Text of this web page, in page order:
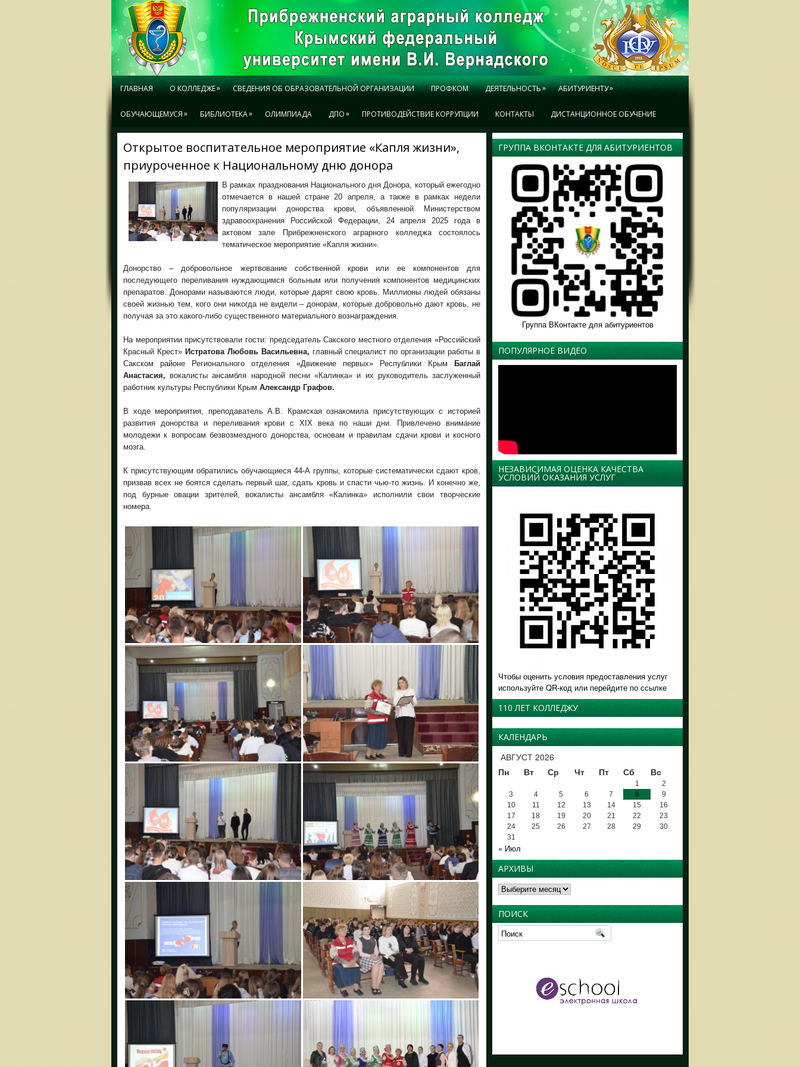
ГЛАВНАЯ О КОЛЛЕДЖЕ» СВЕДЕНИЯ ОБ ОБРАЗОВАТЕЛЬНОЙ ОРГАНИЗАЦИИ ПРОФКОМ ДЕЯТЕЛЬНОСТЬ» АБИТУРИЕНТУ»
ОБУЧАЮЩЕМУСЯ» БИБЛИОТЕКА» ОЛИМПИАДА ДПО» ПРОТИВОДЕЙСТВИЕ КОРРУПЦИИ КОНТАКТЫ ДИСТАНЦИОННОЕ ОБУЧЕНИЕ
Открытое воспитательное мероприятие «Капля жизни»,
приуроченное к Национальному дню донора
В рамках празднования Национального дня Донора, который ежегодно
отмечается в нашей стране 20 апреля, а также в рамках недели
популяризации донорства крови, объявленной Министерством
здравоохранения Российской Федерации, 24 апреля 2025 года в
актовом зале Прибрежненского аграрного колледжа состоялось
тематическое мероприятие «Капля жизни».
Донорство – добровольное жертвование собственной крови или ее компонентов для
последующего переливания нуждающимся больным или получения компонентов медицинских
препаратов. Донорами называются люди, которые дарят свою кровь. Миллионы людей обязаны
своей жизнью тем, кого они никогда не видели – донорам, которые добровольно дают кровь, не
получая за это какого-либо существенного материального вознаграждения.
На мероприятии присутствовали гости: председатель Сакского местного отделения «Российский
Красный Крест»Истратова Любовь Васильевна, главный специалист по организации работы в
Сакском районе Регионального отделения «Движение первых» Республики Крым
Баглай
Анастасия, вокалисты ансамбля народной песни «Калинка» и их руководитель заслуженный
работник культуры Республики Крым Александр Графов.
В ходе мероприятия, преподаватель А.В. Крамская ознакомила присутствующих с историей
развития донорства и переливания крови с XIX века по наши дни. Привлечено внимание
молодежи к вопросам безвозмездного донорства, основам и правилам сдачи крови и косного
мозга.
К присутствующим обратились обучающиеся 44-А группы, которые систематически сдают кров,
призвав всех не боятся сделать первый шаг, сдать кровь и спасти чью-то жизнь. И конечно же,
под бурные овации зрителей, вокалисты ансамбля «Калинка» исполнили свои творческие
номера.
ГРУППА ВКОНТАКТЕ ДЛЯ АБИТУРИЕНТОВ
Группа ВКонтакте для абитуриентов
ПОПУЛЯРНОЕ ВИДЕО
НЕЗАВИСИМАЯ ОЦЕНКА КАЧЕСТВА
УСЛОВИЙ ОКАЗАНИЯ УСЛУГ
Чтобы оценить условия предоставления услуг
используйте QR-код или перейдите по ссылке
110 ЛЕТ КОЛЛЕДЖУ
КАЛЕНДАРЬ
АВГУСТ 2026
Пн
Вт Ср Чт Пт Сб Вс
1
2
3
4 5 6 7 8
9
10
11 12 13 14 15
16
17
18 19 20 21 22
23
24
25 26 27 28 29
30
31
« Июл
АРХИВЫ
Архивы
ПОИСК